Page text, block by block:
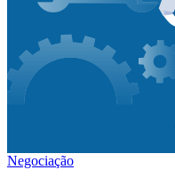
Negociação